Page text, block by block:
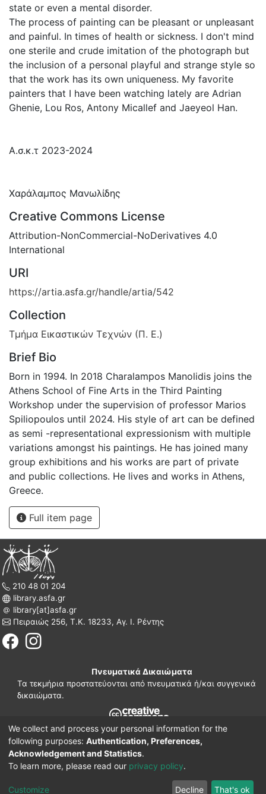
state or even a mental disorder.
The process of painting can be pleasant or unpleasant
and painful. In times of health or sickness. I don't mind
one sterile and crude imitation of the photograph but
the inclusion of a personal playful and strange style so
that the work has its own uniqueness. My favorite
painters that I have been watching lately are Adrian
Ghenie, Lou Ros, Antony Micallef and Jaeyeol Han.
Α.σ.κ.τ 2023-2024
Χαράλαμπος Μανωλίδης
Creative Commons License
Attribution-NonCommercial-NoDerivatives 4.0
International
URI
https://artia.asfa.gr/handle/artia/542
Collection
Τμήμα Εικαστικών Τεχνών (Π. Ε.)
Brief Bio
Born in 1994. In 2018 Charalampos Manolidis joins the
Athens School of Fine Arts in the Third Painting
Workshop under the supervision of professor Marios
Spiliopoulos until 2024. His style of art can be defined
as semi -representational expressionism with multiple
variations amongst his paintings. He has joined many
group exhibitions and his works are part of private
and public collections. He lives and works in Athens,
Greece.
Full item page
210 48 01 204
library.asfa.gr
library[at]asfa.gr
Πειραιώς 256, Τ.Κ. 18233, Αγ. Ι. Ρέντης
Πνευματικά Δικαιώματα
Τα τεκμήρια προστατεύονται από πνευματικά ή/και συγγενικά
δικαιώματα.
210 38 97 109
www.asfa.gr
Πατησίων 42, Τ.Κ. 10682, Αθήνα
DSpace software Implementation ELiDOC
We collect and process your personal information for the
following purposes: Authentication, Preferences,
Acknowledgement and Statistics.
To learn more, please read our privacy policy.
Customize Decline That's ok